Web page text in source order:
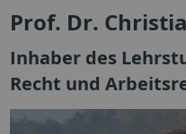
Prof. Dr.
Inhaber des
Recht und